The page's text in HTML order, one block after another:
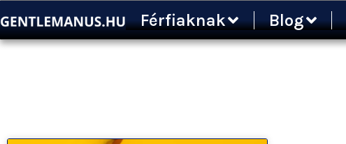
a
tartalomra
Férfiaknak Blog